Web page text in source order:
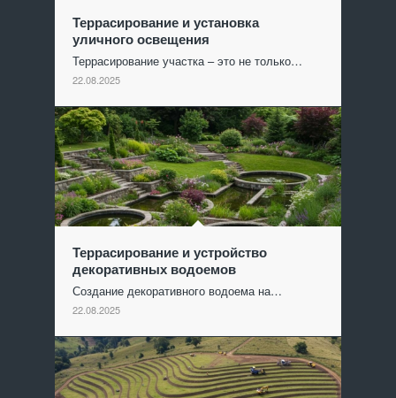
Террасирование и установка
уличного освещения
Террасирование участка – это не только…
22.08.2025
Террасирование и устройство
декоративных водоемов
Создание декоративного водоема на…
22.08.2025